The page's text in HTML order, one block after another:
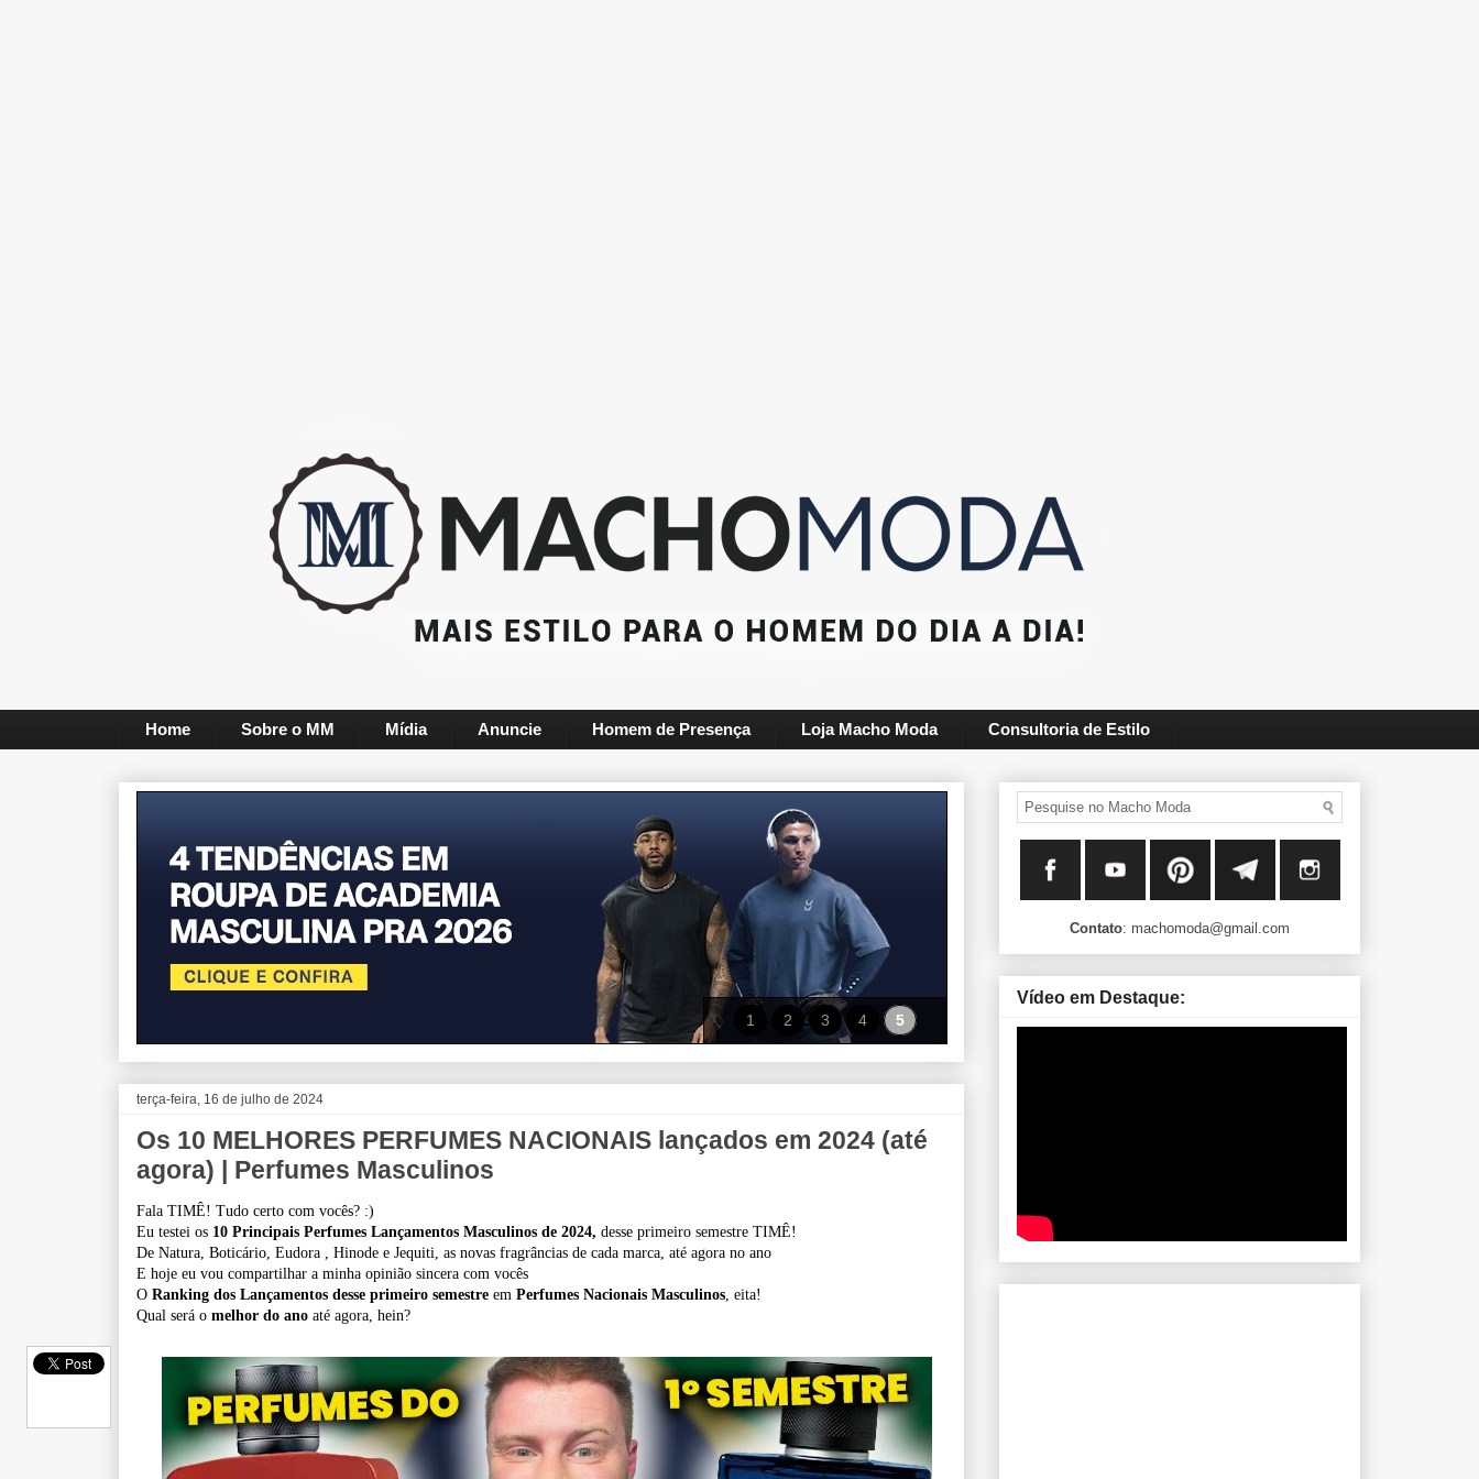
Home Sobre o MM Mídia Anuncie Homem de Presença Loja Macho Moda Consultoria de Estilo
1 2 3 4 5
terça-feira, 16 de julho de 2024
Os 10 MELHORES PERFUMES NACIONAIS lançados em 2024 (até
agora) | Perfumes Masculinos
Fala TIMÊ! Tudo certo com vocês? :)
Eu testei os 10 Principais Perfumes Lançamentos Masculinos de 2024, desse primeiro semestre TIMÊ!
De Natura, Boticário, Eudora , Hinode e Jequiti, as novas fragrâncias de cada marca, até agora no ano
E hoje eu vou compartilhar a minha opinião sincera com vocês
O Ranking dos Lançamentos desse primeiro semestre em Perfumes Nacionais Masculinos, eita!
Qual será o melhor do ano até agora, hein?
Contato: machomoda@gmail.com
Vídeo em Destaque: